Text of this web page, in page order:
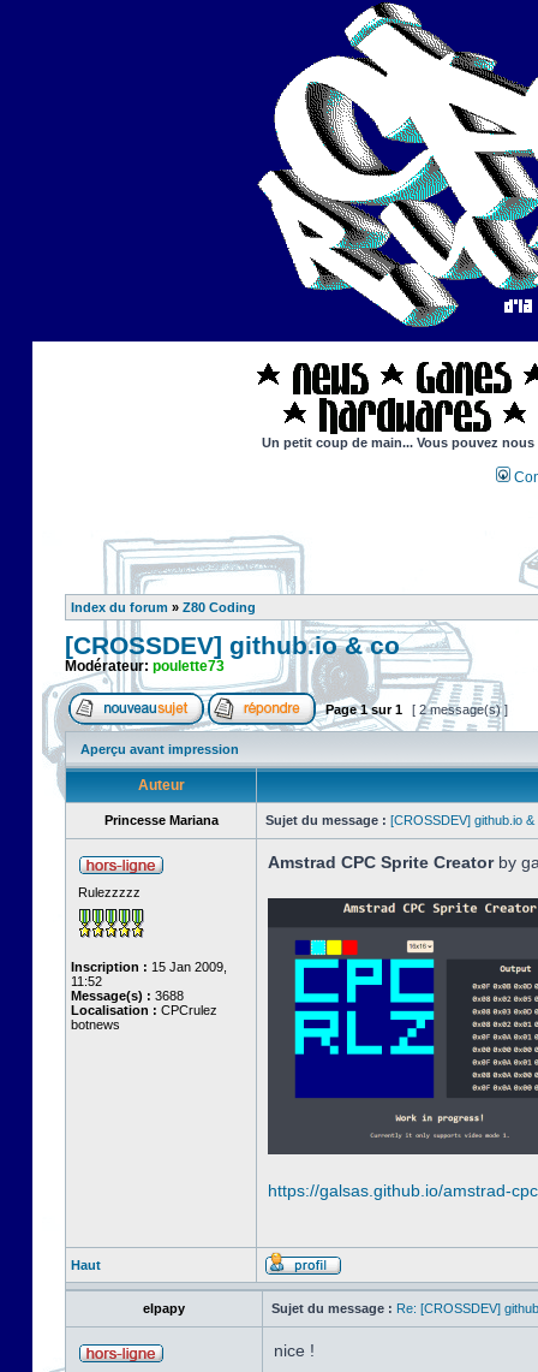
Un petit coup de main... Vous pouvez
Index du forum » Z80 Coding
[CROSSDEV] github.io & co
Modérateur: poulette73
Page1sur1 [ 2 message(s) ]
Aperçu avant impression
Auteur
Princesse Mariana Sujet du message : [CROSSDEV] github.io &
Rulezzzzz
Inscription : 15 Jan 2009,
11:52
Message(s) : 3688
Localisation : CPCrulez
botnews
Amstrad CPC Sprite Creatorby
https://galsas.github.io/amstrad-
Haut
elpapy Sujet du message : Re: [CROSSDEV]
nice !